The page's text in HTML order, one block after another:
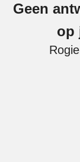
Geen
op